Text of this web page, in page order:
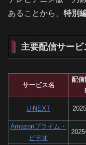
あることから、 特別
主要配信サー
サービス名
配信
U-NEXT
Amazonプライム・
ビデオ